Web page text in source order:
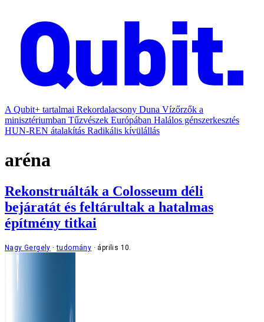
A Qubit+ tartalmai Rekordalacsony Duna Vízőrzők a
minisztériumban Tűzvészek Európában Halálos génszerkesztés
HUN-REN átalakítás Radikális kívülállás
aréna
Rekonstruálták a Colosseum déli
bejáratát és feltárultak a hatalmas
építmény titkai
Nagy Gergely tudomány április 10.